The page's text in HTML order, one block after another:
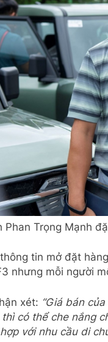
Phan Trọng Mạnh
tin mở đặt
nhưng mỗi người
xét: “Giá bán
có thể che nắng
với nhu cầu di